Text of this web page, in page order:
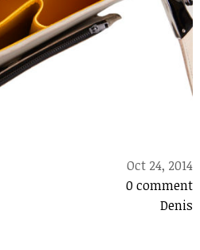
Oct 24, 2014
0 comment
Denis